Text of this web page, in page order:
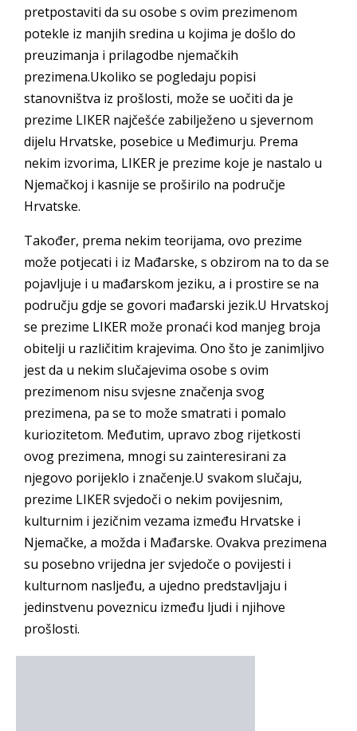
pretpostaviti da su osobe s ovim prezimenom
potekle iz manjih sredina u kojima je došlo do
preuzimanja i prilagodbe njemačkih
prezimena.Ukoliko se pogledaju popisi
stanovništva iz prošlosti, može se uočiti da je
prezime LIKER najčešće zabilježeno u sjevernom
dijelu Hrvatske, posebice u Međimurju. Prema
nekim izvorima, LIKER je prezime koje je nastalo u
Njemačkoj i kasnije se proširilo na područje
Hrvatske.
Također, prema nekim teorijama, ovo prezime
može potjecati i iz Mađarske, s obzirom na to da se
pojavljuje i u mađarskom jeziku, a i prostire se na
području gdje se govori mađarski jezik.U Hrvatskoj
se prezime LIKER može pronaći kod manjeg broja
obitelji u različitim krajevima. Ono što je zanimljivo
jest da u nekim slučajevima osobe s ovim
prezimenom nisu svjesne značenja svog
prezimena, pa se to može smatrati i pomalo
kuriozitetom. Međutim, upravo zbog rijetkosti
ovog prezimena, mnogi su zainteresirani za
njegovo porijeklo i značenje.U svakom slučaju,
prezime LIKER svjedoči o nekim povijesnim,
kulturnim i jezičnim vezama između Hrvatske i
Njemačke, a možda i Mađarske. Ovakva prezimena
su posebno vrijedna jer svjedoče o povijesti i
kulturnom nasljeđu, a ujedno predstavljaju i
jedinstvenu poveznicu između ljudi i njihove
prošlosti.